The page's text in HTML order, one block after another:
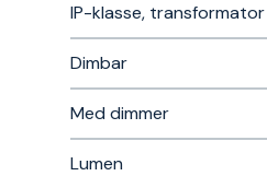
IP-klasse, transformator
Dimbar
Med dimmer
Lumen